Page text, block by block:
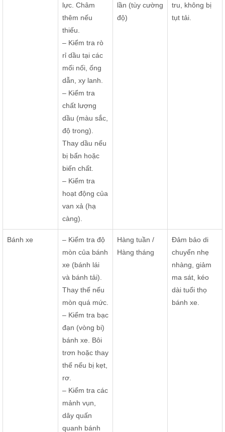
lực. Châm
thêm nếu
thiếu.
– Kiểm tra rò
rỉ dầu tại các
mối nối, ống
dẫn, xy lanh.
– Kiểm tra
chất lượng
dầu (màu sắc,
độ trong).
Thay dầu nếu
bị bẩn hoặc
biến chất.
– Kiểm tra
hoạt động của
van xả (hạ
càng).
lần (tùy cường
độ)
tru, không bị
tụt tải.
Bánh xe
– Kiểm tra độ
mòn của bánh
xe (bánh lái
và bánh tải).
Thay thế nếu
mòn quá mức.
– Kiểm tra bạc
đạn (vòng bi)
bánh xe. Bôi
trơn hoặc thay
thế nếu bị kẹt,
rơ.
– Kiểm tra các
mảnh vụn,
dây quấn
quanh bánh
Hàng tuần /
Hàng tháng
Đảm bảo di
chuyển nhẹ
nhàng, giảm
ma sát, kéo
dài tuổi thọ
bánh xe.